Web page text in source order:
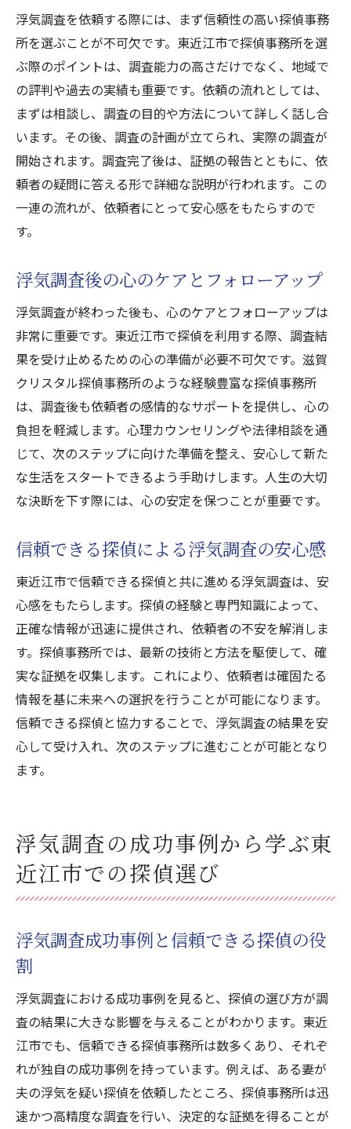
浮気調査を依頼する際には、まず信頼性の高い探偵事務
所を選ぶことが不可欠です。東近江市で探偵事務所を選
ぶ際のポイントは、調査能力の高さだけでなく、地域で
の評判や過去の実績も重要です。依頼の流れとしては、
まずは相談し、調査の目的や方法について詳しく話し合
います。その後、調査の計画が立てられ、実際の調査が
開始されます。調査完了後は、証拠の報告とともに、依
頼者の疑問に答える形で詳細な説明が行われます。この
一連の流れが、依頼者にとって安心感をもたらすので
す。
浮気調査後の心のケアとフォローアップ
浮気調査が終わった後も、心のケアとフォローアップは
非常に重要です。東近江市で探偵を利用する際、調査結
果を受け止めるための心の準備が必要不可欠です。滋賀
クリスタル探偵事務所のような経験豊富な探偵事務所
は、調査後も依頼者の感情的なサポートを提供し、心の
負担を軽減します。心理カウンセリングや法律相談を通
じて、次のステップに向けた準備を整え、安心して新た
な生活をスタートできるよう手助けします。人生の大切
な決断を下す際には、心の安定を保つことが重要です。
信頼できる探偵による浮気調査の安心感
東近江市で信頼できる探偵と共に進める浮気調査は、安
心感をもたらします。探偵の経験と専門知識によって、
正確な情報が迅速に提供され、依頼者の不安を解消しま
す。探偵事務所では、最新の技術と方法を駆使して、確
実な証拠を収集します。これにより、依頼者は確固たる
情報を基に未来への選択を行うことが可能になります。
信頼できる探偵と協力することで、浮気調査の結果を安
心して受け入れ、次のステップに進むことが可能となり
ます。
浮気調査の成功事例から学ぶ東
近江市での探偵選び
浮気調査成功事例と信頼できる探偵の役
割
浮気調査における成功事例を見ると、探偵の選び方が調
査の結果に大きな影響を与えることがわかります。東近
江市でも、信頼できる探偵事務所は数多くあり、それぞ
れが独自の成功事例を持っています。例えば、ある妻が
夫の浮気を疑い探偵を依頼したところ、探偵事務所は迅
速かつ高精度な調査を行い、決定的な証拠を得ることが